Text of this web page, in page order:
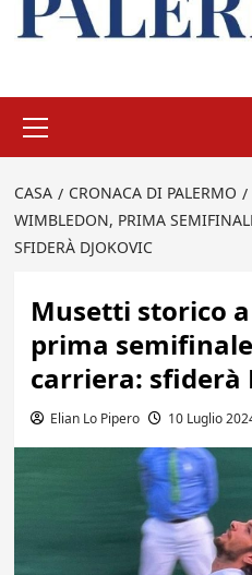
principale
CASA CRONACA DI PALERMO
WIMBLEDON, PRIMA
SFIDERÀ DJOKOVIC
Musetti storico
prima
carriera: sfiderà
Elian Lo Pipero 10 Luglio